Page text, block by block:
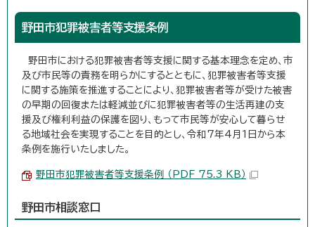
野田市犯罪被害者等支援条例
野田市における犯罪被害者等支援に関する基本理念を定め、市
及び市民等の責務を明らかにするとともに、犯罪被害者等支援
に関する施策を推進することにより、犯罪被害者等が受けた被害
の早期の回復または軽減並びに犯罪被害者等の生活再建の支
援及び権利利益の保護を図り、もって市民等が安心して暮らせ
る地域社会を実現することを目的とし、令和7年4月1日から本
条例を施行いたしました。
野田市犯罪被害者等支援条例 （PDF 75.3 KB）
野田市相談窓口